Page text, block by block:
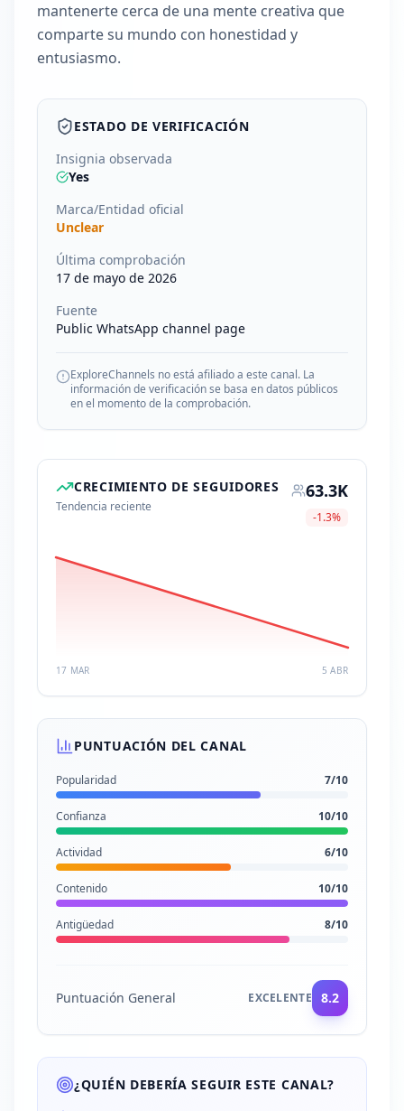
mantenerte cerca de una mente creativa que
comparte su mundo con honestidad y
entusiasmo.
ESTADO DE VERIFICACIÓN
Insignia observada
Yes
Marca/Entidad oficial
Unclear
Última comprobación
17 de mayo de 2026
Fuente
Public WhatsApp channel page
ExploreChannels no está afiliado a este canal. La
información de verificación se basa en datos públicos
en el momento de la comprobación.
CRECIMIENTO DE SEGUIDORES
Tendencia reciente
63.3K
-1.3%
17 MAR 5 ABR
PUNTUACIÓN DEL CANAL
Popularidad 7/10
Confianza 10/10
Actividad 6/10
Contenido 10/10
Antigüedad 8/10
Puntuación General EXCELENTE 8.2
¿QUIÉN DEBERÍA SEGUIR ESTE CANAL?